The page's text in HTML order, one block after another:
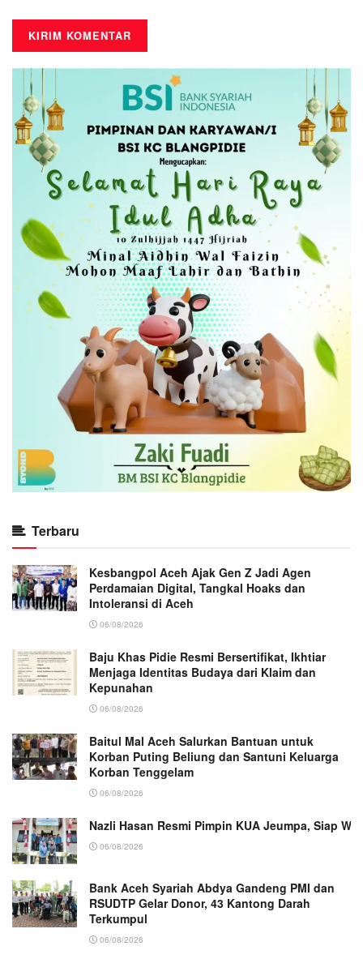
Terbaru
Kesbangpol Aceh Ajak Gen Z Jadi Agen
Perdamaian Digital, Tangkal Hoaks dan
Intoleransi di Aceh
06/08/2026
Baju Khas Pidie Resmi Bersertifikat, Ikhtiar
Menjaga Identitas Budaya dari Klaim dan
Kepunahan
06/08/2026
Baitul Mal Aceh Salurkan Bantuan untuk
Korban Puting Beliung dan Santuni Keluarga
Korban Tenggelam
06/08/2026
Nazli Hasan Resmi Pimpin KUA Jeumpa, Siap
06/08/2026
Bank Aceh Syariah Abdya Gandeng PMI dan
RSUDTP Gelar Donor, 43 Kantong Darah
Terkumpul
06/08/2026